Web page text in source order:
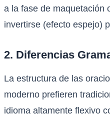
a la fase de maquetación
invertirse (efecto espejo)
2. Diferencias
La estructura de las
moderno prefieren
idioma altamente flexivo